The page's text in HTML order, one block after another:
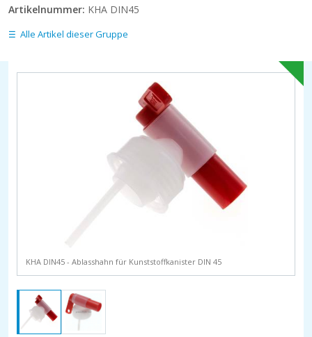
Artikelnummer: KHA DIN45
Alle Artikel dieser Gruppe
KHA DIN45 - Ablasshahn für Kunststoffkanister DIN 45